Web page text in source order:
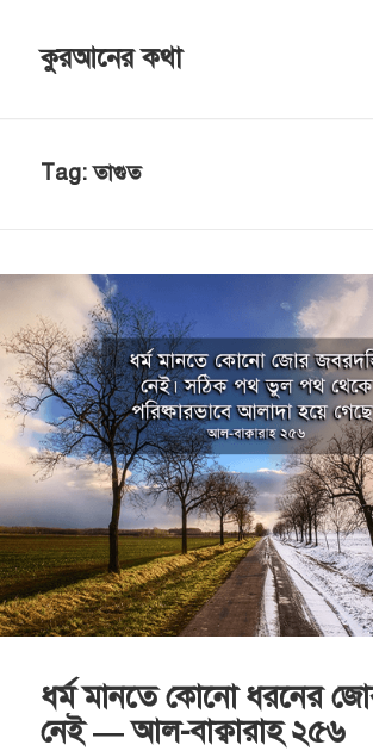
কুরআনের কথা
Tag:তাগুত
ধর্ম মানতে কোনো ধরনের
নেই — আল-বাক্বারাহ ২৫৬